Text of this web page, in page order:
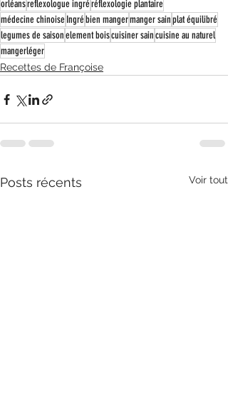
orléansreflexologue ingréréflexologie plantaire
médecine chinoise Ingrébien mangermanger sainplat équilibré
legumes de saisonelement boiscuisiner saincuisine au naturel
mangerléger
Recettes de Françoise
Posts récents Voir tout